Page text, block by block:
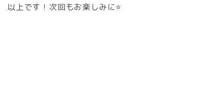
以上です！次回もお楽しみに⭐️